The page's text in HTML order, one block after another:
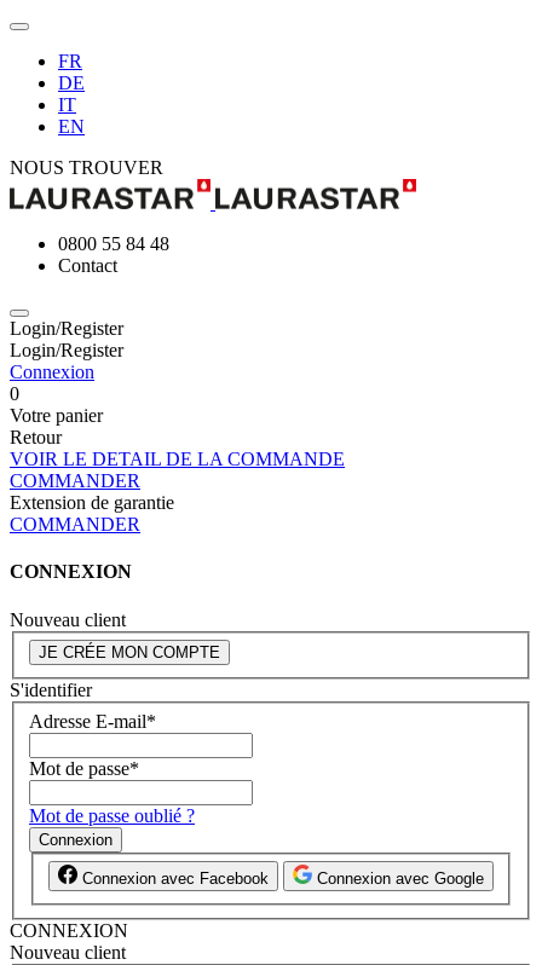
FR
DE
IT
EN
NOUS TROUVER
0800 55 84 48
Contact
Login/Register
Login/Register
Connexion
0
Votre panier
Retour
VOIR LE DETAIL DE LA COMMANDE
COMMANDER
Extension de garantie
COMMANDER
CONNEXION
Nouveau client
JE CRÉE MON COMPTE
S'identifier
Adresse E-mail*
Mot de passe*
Mot de passe oublié ?
Connexion
Connexion avec Facebook Connexion avec Google
CONNEXION
Nouveau client